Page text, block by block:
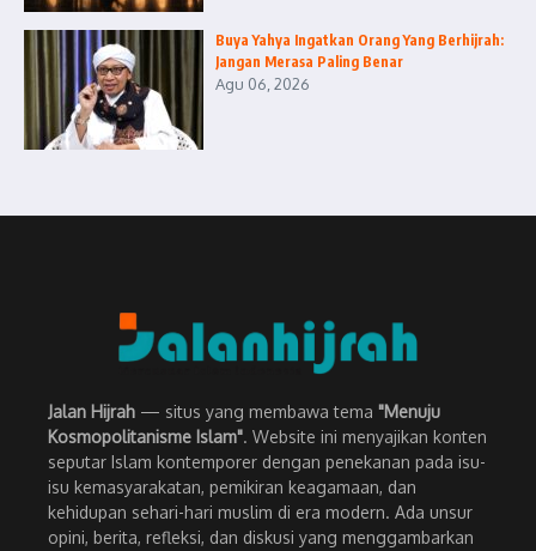
Buya Yahya Ingatkan Orang Yang Berhijrah:
Jangan Merasa Paling Benar
Agu 06, 2026
Jalan Hijrah — situs yang membawa tema "Menuju
Kosmopolitanisme Islam". Website ini menyajikan konten
seputar Islam kontemporer dengan penekanan pada isu-
isu kemasyarakatan, pemikiran keagamaan, dan
kehidupan sehari-hari muslim di era modern. Ada unsur
opini, berita, refleksi, dan diskusi yang menggambarkan